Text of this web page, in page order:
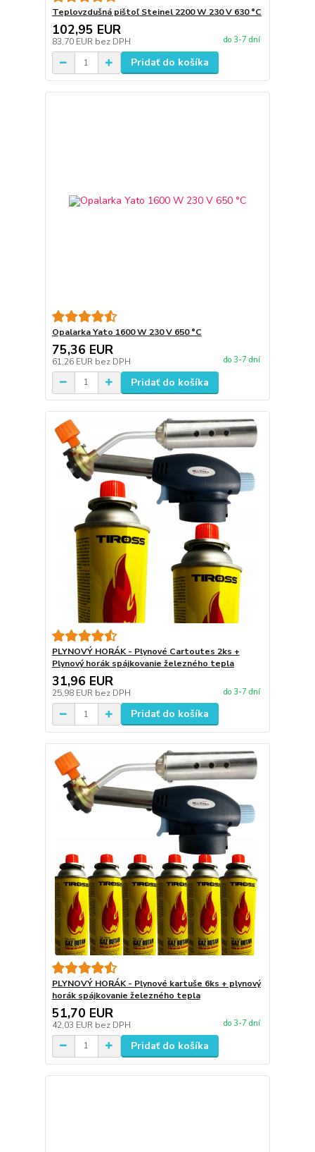
Teplovzdušná pištoľ Steinel 2200 W 230 V 630 °C
102,95 EUR
83,70 EUR bez DPH do 3-7 dní
Pridať do košíka
Opalarka Yato 1600 W 230 V 650 °C
75,36 EUR
61,26 EUR bez DPH do 3-7 dní
Pridať do košíka
PLYNOVÝ HORÁK - Plynové Cartoutes 2ks +
Plynový horák spájkovanie železného tepla
31,96 EUR
25,98 EUR bez DPH do 3-7 dní
Pridať do košíka
PLYNOVÝ HORÁK - Plynové kartuše 6ks + plynový
horák spájkovanie železného tepla
51,70 EUR
42,03 EUR bez DPH do 3-7 dní
Pridať do košíka